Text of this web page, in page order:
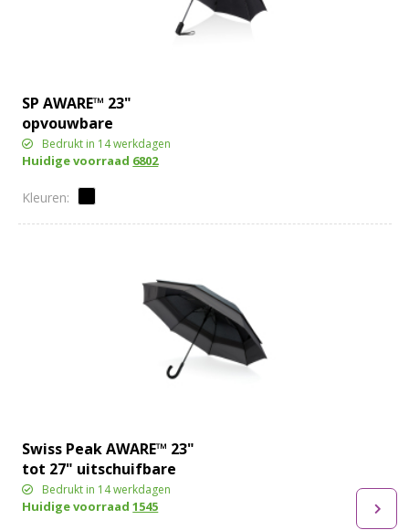
SP AWARE™ 23"
opvouwbare
omkeerbare auto
open/close paraplu
Bedrukt in 14 werkdagen
Huidige voorraad 6802
Swiss Peak AWARE™ 23"
tot 27" uitschuifbare
paraplu
Bedrukt in 14 werkdagen
Huidige voorraad1545